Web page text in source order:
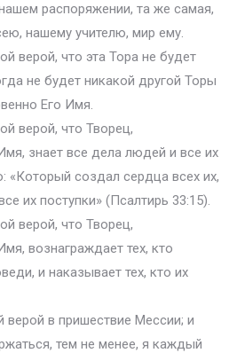
распоряжении, та же самая,
нашему учителю, мир ему.
верой, что эта Тора не будет
не будет никакой другой Торы
Его Имя.
верой, что Творец,
знает все дела людей и все их
«Который создал сердца всех их,
их поступки» (Псалтирь 33:15).
верой, что Творец,
вознаграждает тех, кто
и наказывает тех, кто их
в пришествие Мессии; и
тем не менее, я каждый